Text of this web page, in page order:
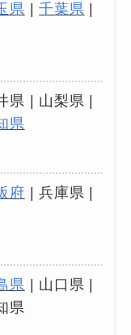
県 |千葉県
県 | 山梨県 |
県
府 | 兵庫県 |
県 | 山口県 |
県